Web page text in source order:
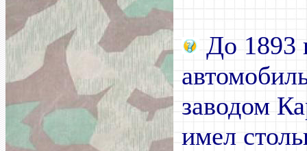
До 1893
заводом
имел